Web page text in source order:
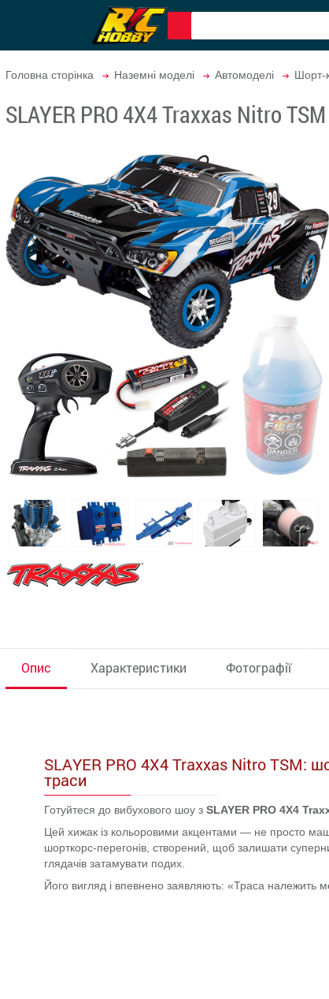
Головна сторінка Наземні моделі Автомоделі Шорт-
SLAYER PRO 4X4 Traxxas Nitro
Опис
SLAYER PRO 4X4 Traxxas Nitro TSM:
траси
Готуйтеся до вибухового шоу зSLAYER PRO 4X4
Цей хижак із кольоровими акцентами — не просто
шорткорс-перегонів, створений, щоб залишати
глядачів затамувати подих.
Його вигляд і впевнено заявляють: «Траса належить
Характеристики Фотографії